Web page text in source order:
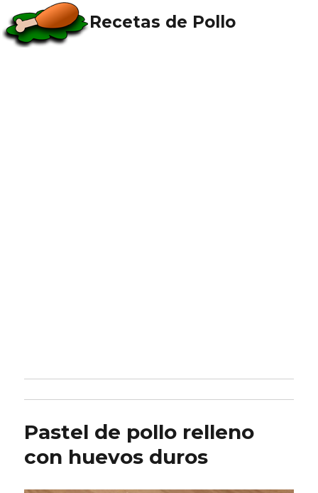
Recetas de Pollo
Pastel de pollo relleno
con huevos duros